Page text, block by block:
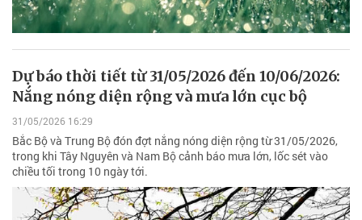
Dự báo thời tiết từ 31/05/2026 đến 10/06/2026:
Nắng nóng diện rộng và mưa lớn cục bộ
31/05/2026 16:29
Bắc Bộ và Trung Bộ đón đợt nắng nóng diện rộng từ 31/05/2026,
trong khi Tây Nguyên và Nam Bộ cảnh báo mưa lớn, lốc sét vào
chiều tối trong 10 ngày tới.